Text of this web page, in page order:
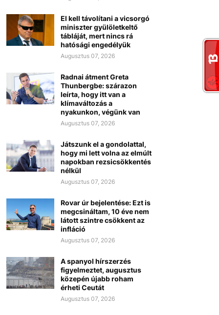
El kell távolítani a vicsorgó
miniszter gyülöletkeltő
tábláját, mert nincs rá
hatósági engedélyük
Augusztus 07, 2026
Radnai átment Greta
Thunbergbe: szárazon
leírta, hogy itt van a
klímaváltozás a
nyakunkon, végünk van
Augusztus 07, 2026
Játszunk el a gondolattal,
hogy mi lett volna az elmúlt
napokban rezsicsökkentés
nélkül
Augusztus 07, 2026
Rovar úr bejelentése: Ezt is
megcsináltam, 10 éve nem
látott szintre csökkent az
infláció
Augusztus 07, 2026
A spanyol hírszerzés
figyelmeztet, augusztus
közepén újabb roham
érheti Ceutát
Augusztus 07, 2026